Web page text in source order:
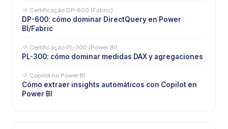
Certificação DP-600 (Fabric)
DP-600: cómo dominar DirectQuery en Power
BI/Fabric
Certificação PL-300 (Power BI)
PL-300: cómo dominar medidas DAX y agregaciones
Copilot no Power BI
Cómo extraer insights automáticos con Copilot en
Power BI